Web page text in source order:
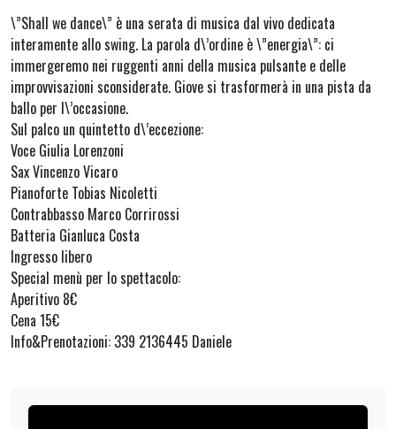
\”Shall we dance\” è una serata di musica dal vivo dedicata
interamente allo swing. La parola d\’ordine è \”energia\”: ci
immergeremo nei ruggenti anni della musica pulsante e delle
improvvisazioni sconsiderate. Giove si trasformerà in una pista da
ballo per l\’occasione.
Sul palco un quintetto d\’eccezione:
Voce Giulia Lorenzoni
Sax Vincenzo Vicaro
Pianoforte Tobias Nicoletti
Contrabbasso Marco Corrirossi
Batteria Gianluca Costa
Ingresso libero
Special menù per lo spettacolo:
Aperitivo 8€
Cena 15€
Info&Prenotazioni: 339 2136445 Daniele